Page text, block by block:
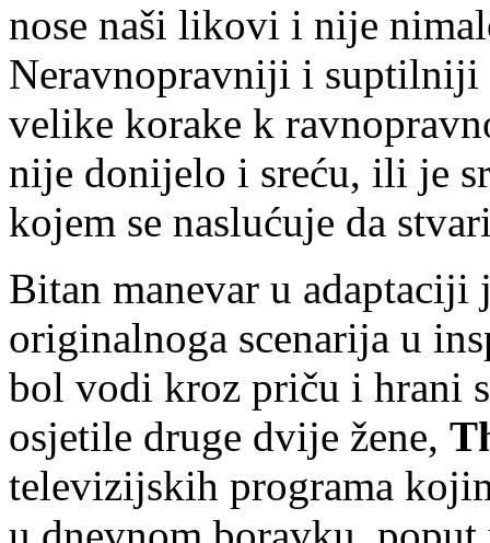
nose naši likovi i nije
Neravnopravniji i suptilniji
velike korake k
nije donijelo i sreću, ili je
kojem se naslućuje da
Bitan manevar u
originalnoga scenarija u
bol vodi kroz priču i hrani
osjetile druge dvije žene,
televizijskih programa